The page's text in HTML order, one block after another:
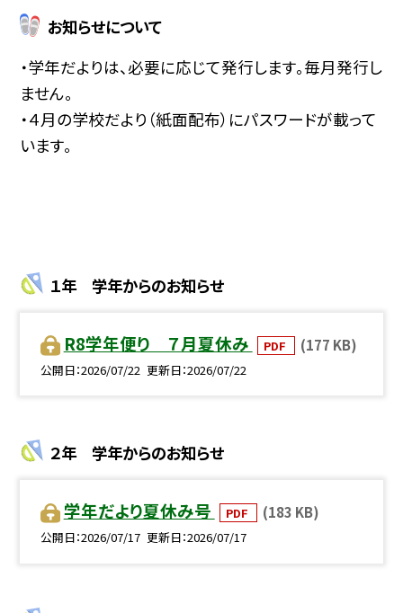
お知らせについて
・学年だよりは、必要に応じて発行します。毎月発行し
ません。
・４月の学校だより（紙面配布）にパスワードが載って
います。
１年 学年からのお知らせ
R8学年便り ７月夏休み PDF (177 KB)
公開日 2026/07/22 更新日 2026/07/22
２年 学年からのお知らせ
学年だより夏休み号 PDF (183 KB)
公開日 2026/07/17 更新日 2026/07/17